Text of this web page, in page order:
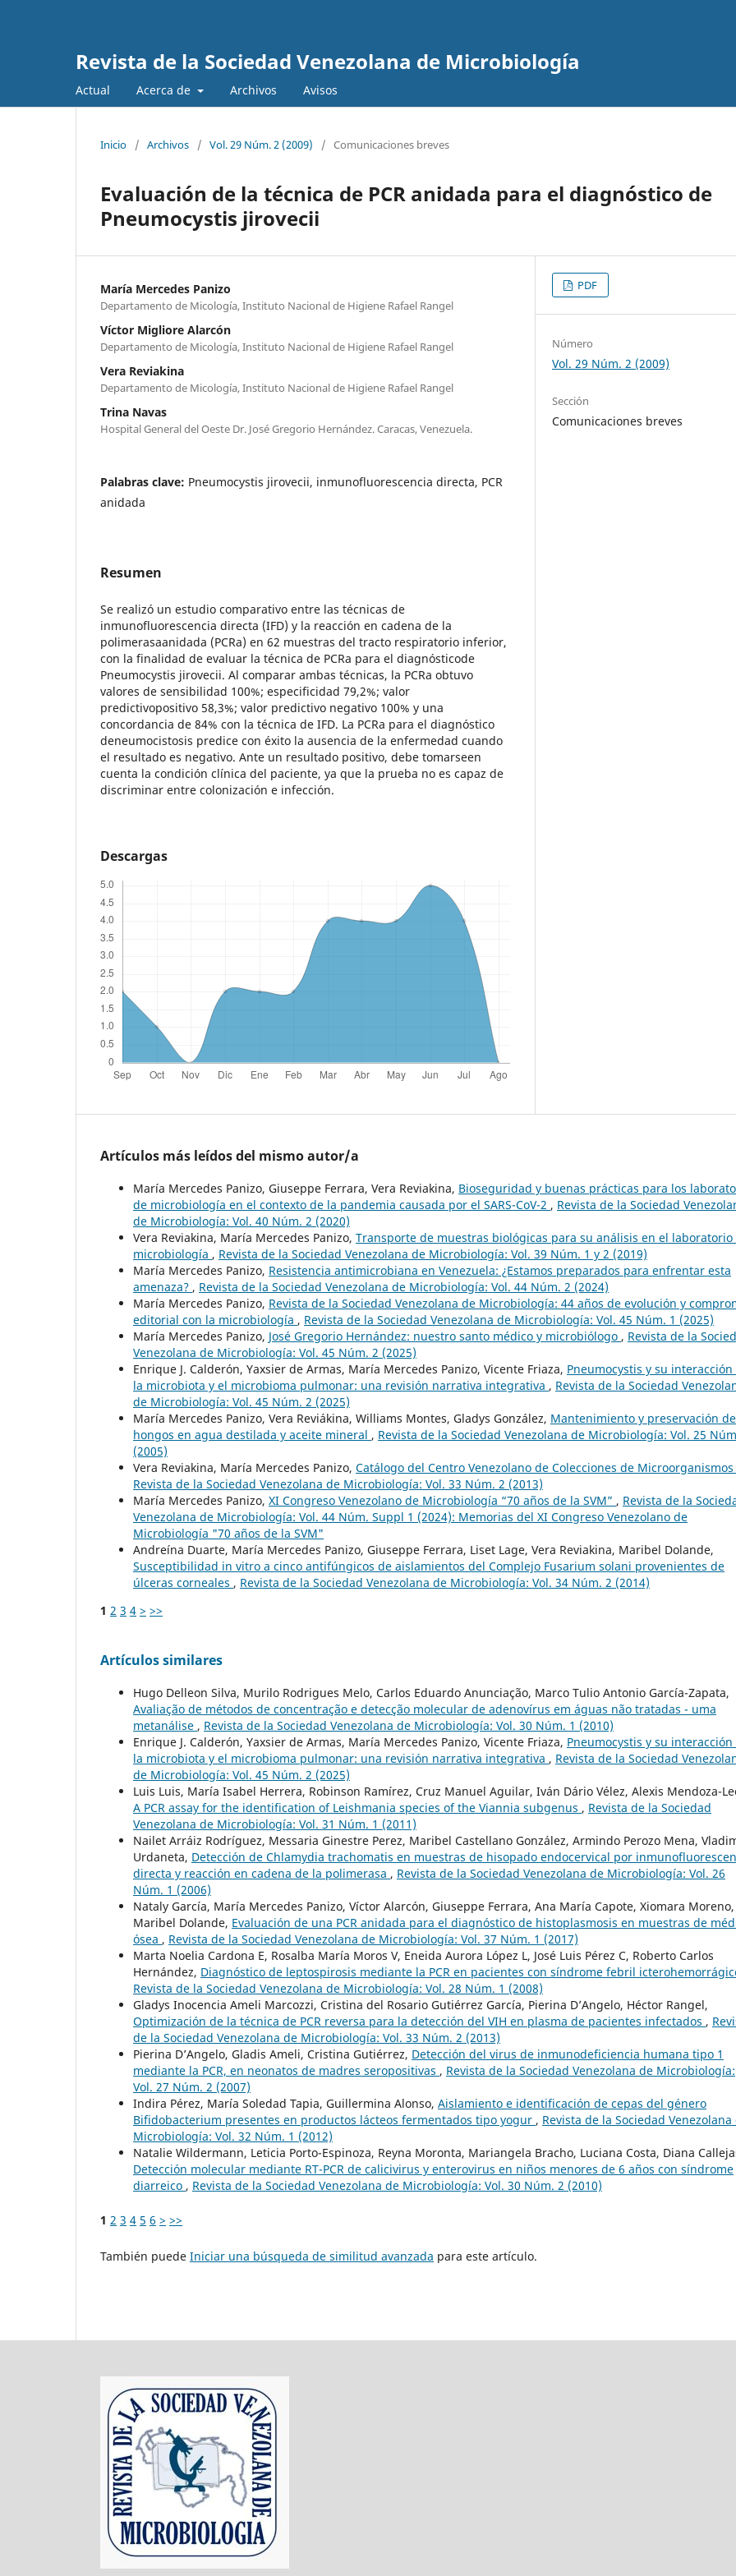
Revista de la Sociedad Venezolana de Microbiología
Actual Acerca de Archivos Avisos
Inicio / Archivos / Vol. 29 Núm. 2 (2009) / Comunicaciones breves
Evaluación de la técnica de PCR anidada para el diagnóstico de
Pneumocystis jirovecii
María Mercedes Panizo
Departamento de Micología, Instituto Nacional de Higiene Rafael Rangel
Víctor Migliore Alarcón
Departamento de Micología, Instituto Nacional de Higiene Rafael Rangel
Vera Reviakina
Departamento de Micología, Instituto Nacional de Higiene Rafael Rangel
Trina Navas
Hospital General del Oeste Dr. José Gregorio Hernández. Caracas, Venezuela.
Palabras clave: Pneumocystis jirovecii, inmunofluorescencia directa, PCR
anidada
Resumen
Se realizó un estudio comparativo entre las técnicas de
inmunofluorescencia directa (IFD) y la reacción en cadena de la
polimerasaanidada (PCRa) en 62 muestras del tracto respiratorio inferior,
con la finalidad de evaluar la técnica de PCRa para el diagnósticode
Pneumocystis jirovecii. Al comparar ambas técnicas, la PCRa obtuvo
valores de sensibilidad 100%; especificidad 79,2%; valor
predictivopositivo 58,3%; valor predictivo negativo 100% y una
concordancia de 84% con la técnica de IFD. La PCRa para el diagnóstico
deneumocistosis predice con éxito la ausencia de la enfermedad cuando
el resultado es negativo. Ante un resultado positivo, debe tomarseen
cuenta la condición clínica del paciente, ya que la prueba no es capaz de
discriminar entre colonización e infección.
Descargas
PDF
Número
Vol. 29 Núm. 2 (2009)
Sección
Comunicaciones breves
Artículos más leídos del mismo autor/a
María Mercedes Panizo, Giuseppe Ferrara, Vera Reviakina, Bioseguridad y buenas prácticas para los
de microbiología en el contexto de la pandemia causada por el SARS-CoV-2 , Revista de la Sociedad
de Microbiología: Vol. 40 Núm. 2 (2020)
Vera Reviakina, María Mercedes Panizo, Transporte de muestras biológicas para su análisis en el laboratorio
microbiología , Revista de la Sociedad Venezolana de Microbiología: Vol. 39 Núm. 1 y 2 (2019)
María Mercedes Panizo, Resistencia antimicrobiana en Venezuela: ¿Estamos preparados para enfrentar esta
amenaza? , Revista de la Sociedad Venezolana de Microbiología: Vol. 44 Núm. 2 (2024)
María Mercedes Panizo, Revista de la Sociedad Venezolana de Microbiología: 44 años de evolución y
editorial con la microbiología , Revista de la Sociedad Venezolana de Microbiología: Vol. 45 Núm. 1 (2025)
María Mercedes Panizo, José Gregorio Hernández: nuestro santo médico y microbiólogo , Revista de la
Venezolana de Microbiología: Vol. 45 Núm. 2 (2025)
Enrique J. Calderón, Yaxsier de Armas, María Mercedes Panizo, Vicente Friaza, Pneumocystis y su interacción
la microbiota y el microbioma pulmonar: una revisión narrativa integrativa , Revista de la Sociedad
de Microbiología: Vol. 45 Núm. 2 (2025)
María Mercedes Panizo, Vera Reviákina, Williams Montes, Gladys González, Mantenimiento y preservación de
hongos en agua destilada y aceite mineral , Revista de la Sociedad Venezolana de Microbiología: Vol. 25
(2005)
Vera Reviakina, María Mercedes Panizo, Catálogo del Centro Venezolano de Colecciones de Microorganismos
Revista de la Sociedad Venezolana de Microbiología: Vol. 33 Núm. 2 (2013)
María Mercedes Panizo, XI Congreso Venezolano de Microbiología “70 años de la SVM” , Revista de la
Venezolana de Microbiología: Vol. 44 Núm. Suppl 1 (2024): Memorias del XI Congreso Venezolano de
Microbiología "70 años de la SVM"
Andreína Duarte, María Mercedes Panizo, Giuseppe Ferrara, Liset Lage, Vera Reviakina, Maribel Dolande,
Susceptibilidad in vitro a cinco antifúngicos de aislamientos del Complejo Fusarium solani provenientes de
úlceras corneales , Revista de la Sociedad Venezolana de Microbiología: Vol. 34 Núm. 2 (2014)
1 2 3 4 > >>
Artículos similares
Hugo Delleon Silva, Murilo Rodrigues Melo, Carlos Eduardo Anunciação, Marco Tulio Antonio García-Zapata,
Avaliação de métodos de concentração e detecção molecular de adenovírus em águas não tratadas - uma
metanálise , Revista de la Sociedad Venezolana de Microbiología: Vol. 30 Núm. 1 (2010)
Enrique J. Calderón, Yaxsier de Armas, María Mercedes Panizo, Vicente Friaza, Pneumocystis y su interacción
la microbiota y el microbioma pulmonar: una revisión narrativa integrativa , Revista de la Sociedad
de Microbiología: Vol. 45 Núm. 2 (2025)
Luis Luis, María Isabel Herrera, Robinson Ramírez, Cruz Manuel Aguilar, Iván Dário Vélez, Alexis Mendoza-
A PCR assay for the identification of Leishmania species of the Viannia subgenus , Revista de la Sociedad
Venezolana de Microbiología: Vol. 31 Núm. 1 (2011)
Nailet Arráiz Rodríguez, Messaria Ginestre Perez, Maribel Castellano González, Armindo Perozo Mena,
Urdaneta, Detección de Chlamydia trachomatis en muestras de hisopado endocervical por
directa y reacción en cadena de la polimerasa , Revista de la Sociedad Venezolana de Microbiología: Vol. 26
Núm. 1 (2006)
Nataly García, María Mercedes Panizo, Víctor Alarcón, Giuseppe Ferrara, Ana María Capote, Xiomara Moreno,
Maribel Dolande, Evaluación de una PCR anidada para el diagnóstico de histoplasmosis en muestras de
ósea , Revista de la Sociedad Venezolana de Microbiología: Vol. 37 Núm. 1 (2017)
Marta Noelia Cardona E, Rosalba María Moros V, Eneida Aurora López L, José Luis Pérez C, Roberto Carlos
Hernández, Diagnóstico de leptospirosis mediante la PCR en pacientes con síndrome febril
Revista de la Sociedad Venezolana de Microbiología: Vol. 28 Núm. 1 (2008)
Gladys Inocencia Ameli Marcozzi, Cristina del Rosario Gutiérrez García, Pierina D’Angelo, Héctor Rangel,
Optimización de la técnica de PCR reversa para la detección del VIH en plasma de pacientes infectados ,
de la Sociedad Venezolana de Microbiología: Vol. 33 Núm. 2 (2013)
Pierina D’Angelo, Gladis Ameli, Cristina Gutiérrez, Detección del virus de inmunodeficiencia humana tipo 1
mediante la PCR, en neonatos de madres seropositivas , Revista de la Sociedad Venezolana de Microbiología:
Vol. 27 Núm. 2 (2007)
Indira Pérez, María Soledad Tapia, Guillermina Alonso, Aislamiento e identificación de cepas del género
Bifidobacterium presentes en productos lácteos fermentados tipo yogur , Revista de la Sociedad Venezolana
Microbiología: Vol. 32 Núm. 1 (2012)
Natalie Wildermann, Leticia Porto-Espinoza, Reyna Moronta, Mariangela Bracho, Luciana Costa, Diana
Detección molecular mediante RT-PCR de calicivirus y enterovirus en niños menores de 6 años con síndrome
diarreico , Revista de la Sociedad Venezolana de Microbiología: Vol. 30 Núm. 2 (2010)
1 2 3 4 5 6 > >>
También puede Iniciar una búsqueda de similitud avanzada para este artículo.